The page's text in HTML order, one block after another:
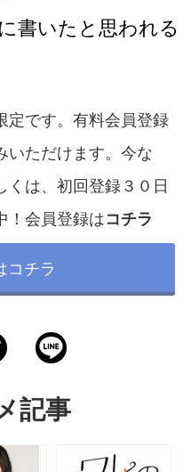
書いたと思われる
定です。有料会員登録
いただけます。今な
くは、初回登録３０日
！会員登録はコチラ
コチラ
記事